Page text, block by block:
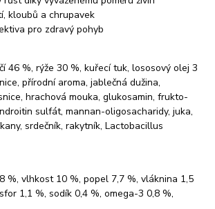
kloubů a chrupavek
pro zdravý pohyb
46 %, rýže 30 %, kuřecí tuk, lososový olej 3
přírodní aroma, jablečná dužina,
hrachová mouka, glukosamin, frukto-
sulfát, mannan-oligosacharidy, juka,
srdečník, rakytník, Lactobacillus
%, vlhkost 10 %, popel 7,7 %, vláknina 1,5
1,1 %, sodík 0,4 %, omega-3 0,8 %,